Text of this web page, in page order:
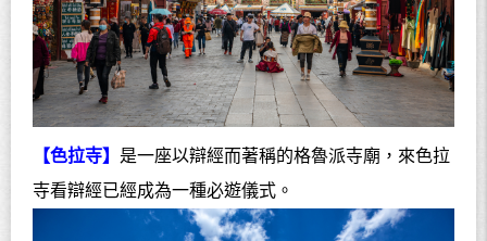
【色拉寺】 是一座以辯經而著稱的格魯派寺廟，來色拉
寺看辯經已經成為一種必遊儀式。